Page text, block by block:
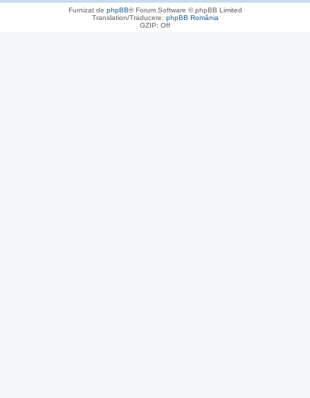
Furnizat de phpBB® Forum Software © phpBB Limited
Translation/Traducere: phpBB România
GZIP: Off